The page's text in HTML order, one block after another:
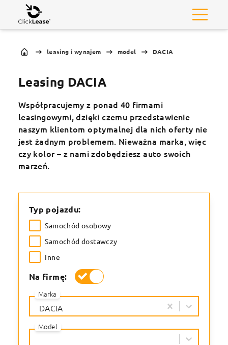
leasing i wynajem model DACIA
Leasing DACIA
Współpracujemy z ponad 40 firmami
leasingowymi, dzięki czemu przedstawienie
naszym klientom optymalnej dla nich oferty nie
jest żadnym problemem. Nieważna marka, więc
czy kolor – z nami zdobędziesz auto swoich
marzeń.
Typ pojazdu:
Samochód osobowy
Samochód dostawczy
Inne
Na firmę:
DACIA
Marka
Model